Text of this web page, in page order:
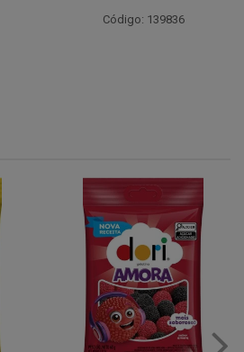
Código: 139836